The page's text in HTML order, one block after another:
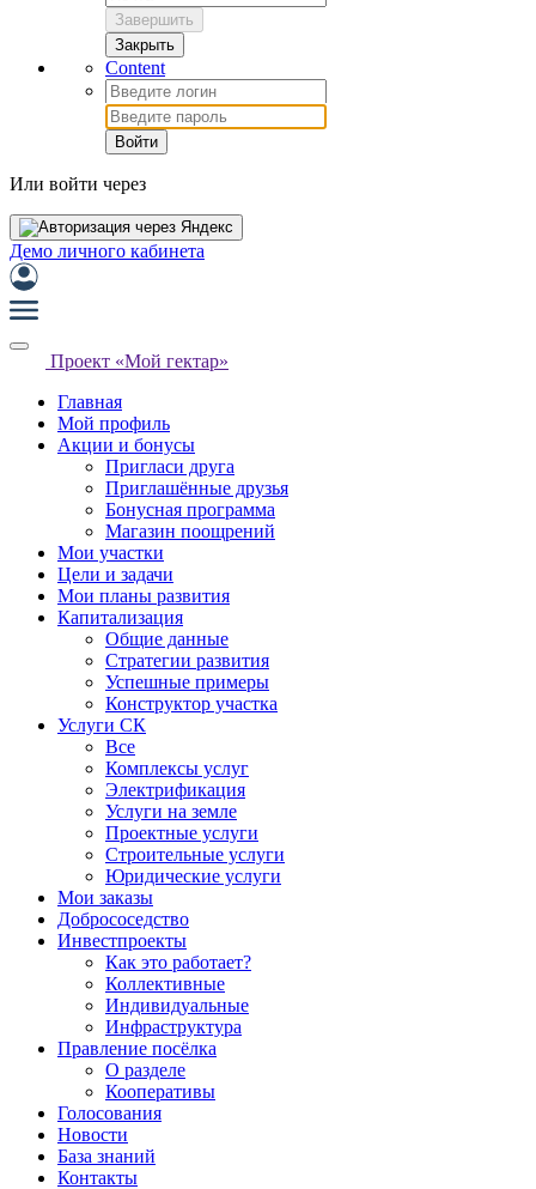
Завершить
Закрыть
Content
Войти
Или войти через
Демо личного кабинета
Проект «Мой гектар»
Главная
Мой профиль
Акции и бонусы
Пригласи друга
Приглашённые друзья
Бонусная программа
Магазин поощрений
Мои участки
Цели и задачи
Мои планы развития
Капитализация
Общие данные
Стратегии развития
Успешные примеры
Конструктор участка
Услуги СК
Все
Комплексы услуг
Электрификация
Услуги на земле
Проектные услуги
Строительные услуги
Юридические услуги
Мои заказы
Добрососедство
Инвестпроекты
Как это работает?
Коллективные
Индивидуальные
Инфраструктура
Правление посёлка
О разделе
Кооперативы
Голосования
Новости
База знаний
Контакты